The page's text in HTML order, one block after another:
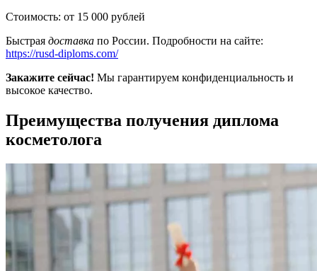
Стоимость: от 15 000 рублей
Быстрая доставка по России. Подробности на сайте:
https://rusd-diploms.com/
Закажите сейчас! Мы гарантируем конфиденциальность и
высокое качество.
Преимущества получения диплома
косметолога